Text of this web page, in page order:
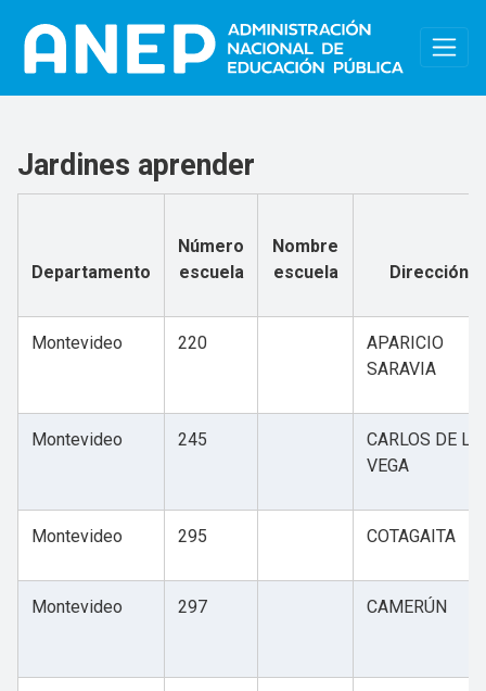
Jardines aprender
Departamento
Número
escuela
Nombre
escuela
Dirección
Montevideo 220
APARICIO
SARAVIA
Montevideo 245
CARLOS DE LA
VEGA
Montevideo 295 COTAGAITA
Montevideo 297 CAMERÚN